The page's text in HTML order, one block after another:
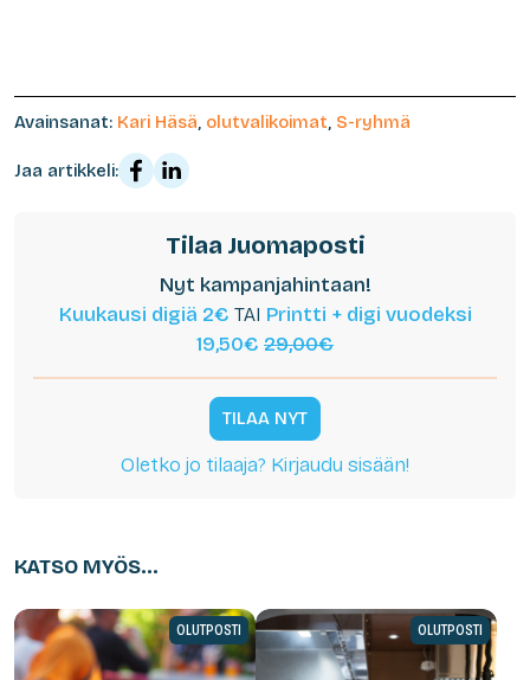
Avainsanat: Kari Häsä, olutvalikoimat, S-ryhmä
Jaa artikkeli:
Tilaa Juomaposti
Nyt kampanjahintaan!
Kuukausi digiä 2€ TAI Printti + digi vuodeksi
19,50€ 29,00€
TILAA NYT
Oletko jo tilaaja? Kirjaudu sisään!
KATSO MYÖS...
OLUTPOSTI OLUTPOSTI